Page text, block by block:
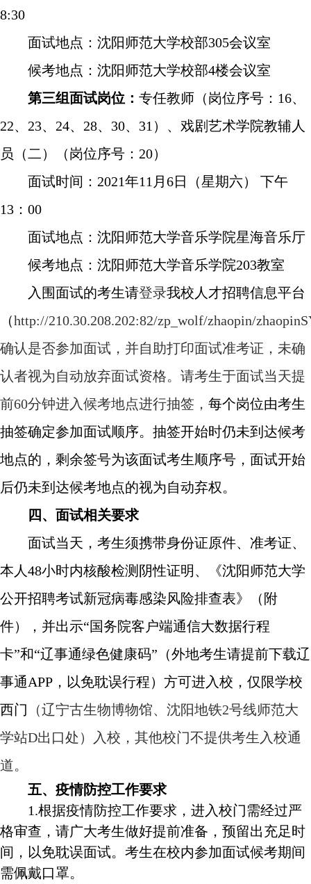
8:30
面试地点：沈阳师范大学校部305会议室
候考地点：沈阳师范大学校部4楼会议室
第三组面试岗位： 专任教师（岗位序号： 16、
22、 23、 24、 28、 30、 31 ）、戏剧艺术学院教辅人
员（二）（岗位序号： 20）
面试时间： 2021年11 月 6日（星期六） 下午
13 ： 00
面试地点：沈阳师范大学音乐学院星海音乐厅
候考地点：沈阳师范大学音乐学院203教室
入围面试的考生请登录我校人才招聘信息平台
（http://210.30.208.202:82/zp_wolf/zhaopin/
确认是否参加面试，并自助打印面试准考证，未确
认者视为自动放弃面试资格。请考生于面试当天提
前60分钟进入候考地点进行抽签， 每个岗位由考生
抽签确定参加面试顺序。抽签开始时仍未到达候考
地点的，剩余签号为该面试考生顺序号，面试开始
后仍未到达候考地点的视为自动弃权。
四、面试相关要求
面试当天，考生须携带身份证原件、准考证、
本人48小时内核酸检测阴性证明、《沈阳师范大学
公开招聘考试新冠病毒感染风险排查表》（附
件），并出示“国务院客户端通信大数据行程
卡”和“辽事通绿色健康码”（外地考生请提前下载辽
事通APP ，以免耽误行程）方可进入校，仅限学校
西门 （辽宁古生物博物馆、沈阳地铁2号线师范大
学站D出口处）入校，其他校门不提供考生入校通
道。
五、疫情防控工作要求
1.根据疫情防控工作要求，进入校门需经过严
格审查，请广大考生做好提前准备，预留出充足时
间，以免耽误面试。考生在校内参加面试候考期间
需佩戴口罩。